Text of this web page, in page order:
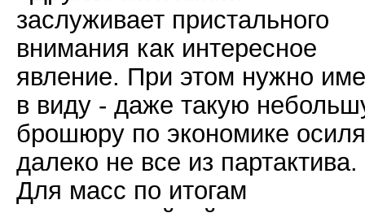
заслуживает пристального
внимания как интересное
явление. При этом нужно
в виду - даже такую
брошюру по экономике
далеко не все из партактива.
Для масс по итогам